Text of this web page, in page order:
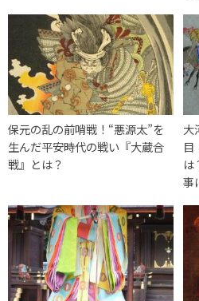
保元の乱の前哨戦！“悪源太”を
生んだ平安時代の戦い『大蔵合
戦』とは？
大
目
は
事